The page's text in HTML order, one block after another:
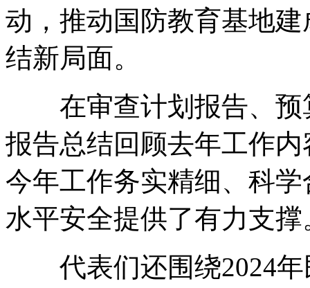
动，推动国防教育基地
结新局面。
在审查计划报告、预
报告总结回顾去年工作
今年工作务实精细、科
水平安全提供了有力支撑
代表们还围绕2024年